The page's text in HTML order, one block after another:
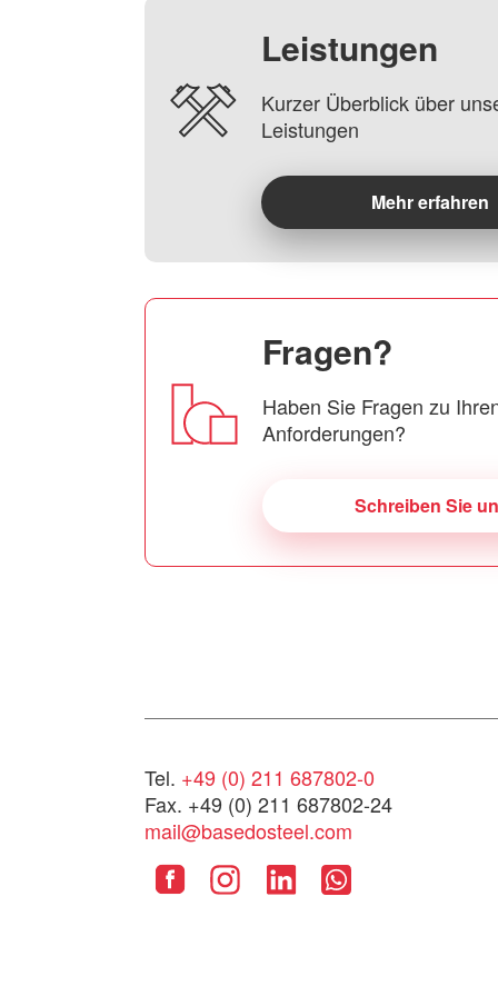
Leistungen
Kurzer Überblick über
Leistungen
Mehr erfahren
Fragen?
Haben Sie Fragen zu
Anforderungen?
Schreiben Sie
Tel. +49 (0) 211 687802-0
Fax. +49 (0) 211 687802-24
mail@basedosteel.com